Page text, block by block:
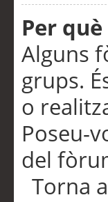
Per
Alguns
grups.
o
Poseu-
del
Torna